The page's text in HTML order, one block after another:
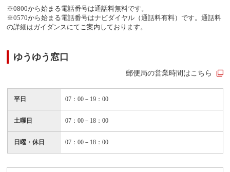
※0800から始まる電話番号は通話料無料です。
※0570から始まる電話番号はナビダイヤル（通話料有料）です。通話料
の詳細はガイダンスにてご案内しております。
ゆうゆう窓口
郵便局の営業時間はこちら
平日 07：00－19：00
土曜日 07：00－18：00
日曜・休日 07：00－18：00